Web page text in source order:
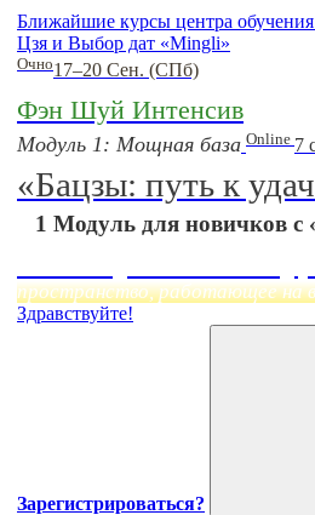
Ближайшие курсы центра
Цзя и Выбор дат «Mingli»
Очно17–20 Сен. (СПб)
Фэн Шуй Интенсив
Модуль 1: Мощная база Online 7
«Бацзы: путь к
1 Модуль для новичков с
пространство, работающее на
Здравствуйте!
Зарегистрироваться?